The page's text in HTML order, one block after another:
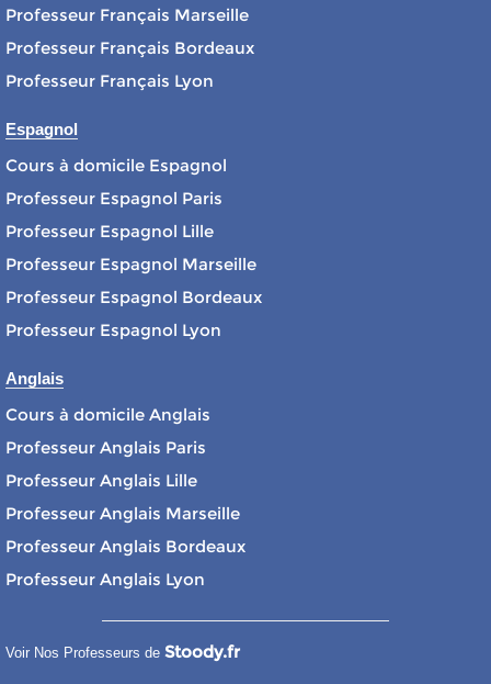
Professeur Français Marseille
Professeur Français Bordeaux
Professeur Français Lyon
Espagnol
Cours à domicile Espagnol
Professeur Espagnol Paris
Professeur Espagnol Lille
Professeur Espagnol Marseille
Professeur Espagnol Bordeaux
Professeur Espagnol Lyon
Anglais
Cours à domicile Anglais
Professeur Anglais Paris
Professeur Anglais Lille
Professeur Anglais Marseille
Professeur Anglais Bordeaux
Professeur Anglais Lyon
Voir Nos Professeurs de Stoody.fr